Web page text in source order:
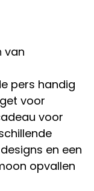
van
pers handig
voor
voor
en een
opvallen